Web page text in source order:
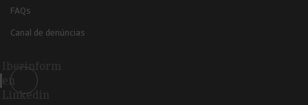
FAQs
Canal de denúncias
Iberinform
en
Linkedin